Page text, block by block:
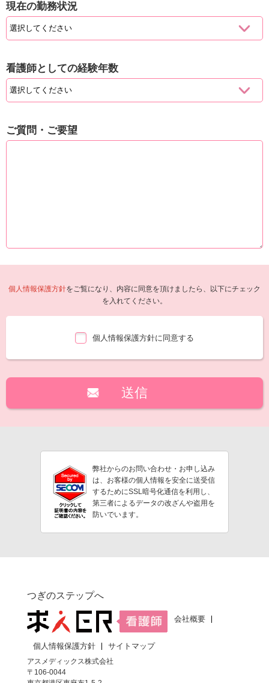
現在の勤務状況
看護師としての経験年数
ご質問・ご要望
個人情報保護方針をご覧になり、内容に同意を頂けましたら、以下にチェック
を入れてください。
個人情報保護方針に同意する
弊社からのお問い合わせ・お申し込み
は、お客様の個人情報を安全に送受信
するためにSSL暗号化通信を利用し、
第三者によるデータの改ざんや盗用を
防いでいます。
つぎのステップへ
会社概要
個人情報保護方針
サイトマップ
アスメディックス株式会社
〒106-0044